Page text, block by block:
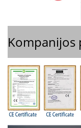
Kompanijos